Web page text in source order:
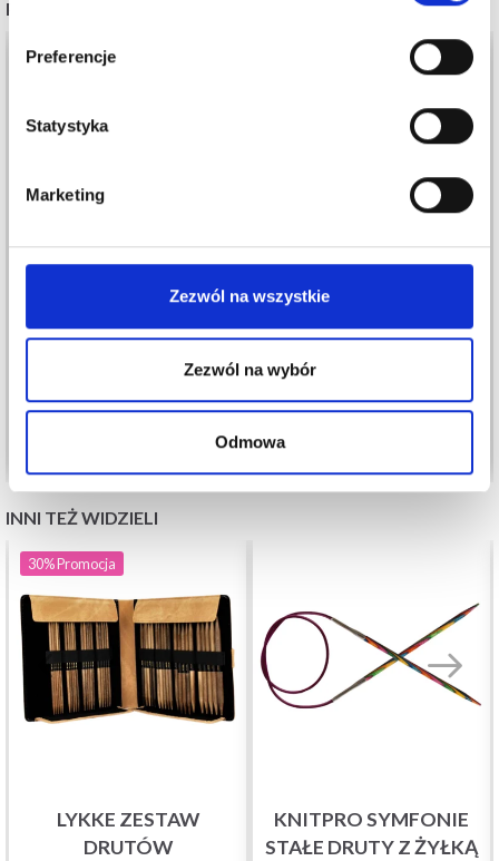
Preferencje
Statystyka
Marketing
Zezwól na wszystkie
Zezwól na wybór
Odmowa
POPULARNE ALTERNATYWY
DROPS MERINO
EXTRA FINE
DROPS BABY MERINO
Cena od
Zobacz wszystkie opcje
INNI TEŻ WIDZIELI
30%Promocja
LYKKE ZESTAW
DRUTÓW
KNITPRO SYMFONIE
STAŁE DRUTY Z ŻYŁKĄ